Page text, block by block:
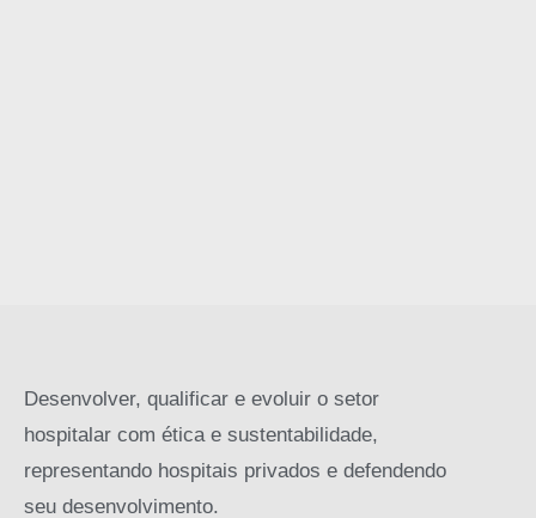
Desenvolver, qualificar e evoluir o setor
hospitalar com ética e sustentabilidade,
representando hospitais privados e defendendo
seu desenvolvimento.